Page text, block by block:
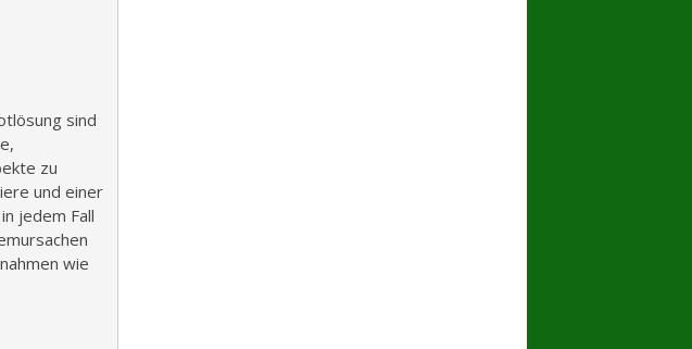
sind
zu
und einer
jedem Fall
wie